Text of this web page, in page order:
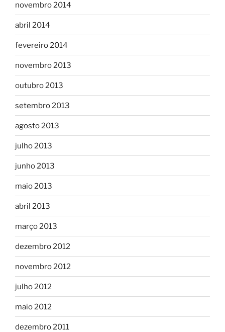
novembro 2014
abril 2014
fevereiro 2014
novembro 2013
outubro 2013
setembro 2013
agosto 2013
julho 2013
junho 2013
maio 2013
abril 2013
março 2013
dezembro 2012
novembro 2012
julho 2012
maio 2012
dezembro 2011